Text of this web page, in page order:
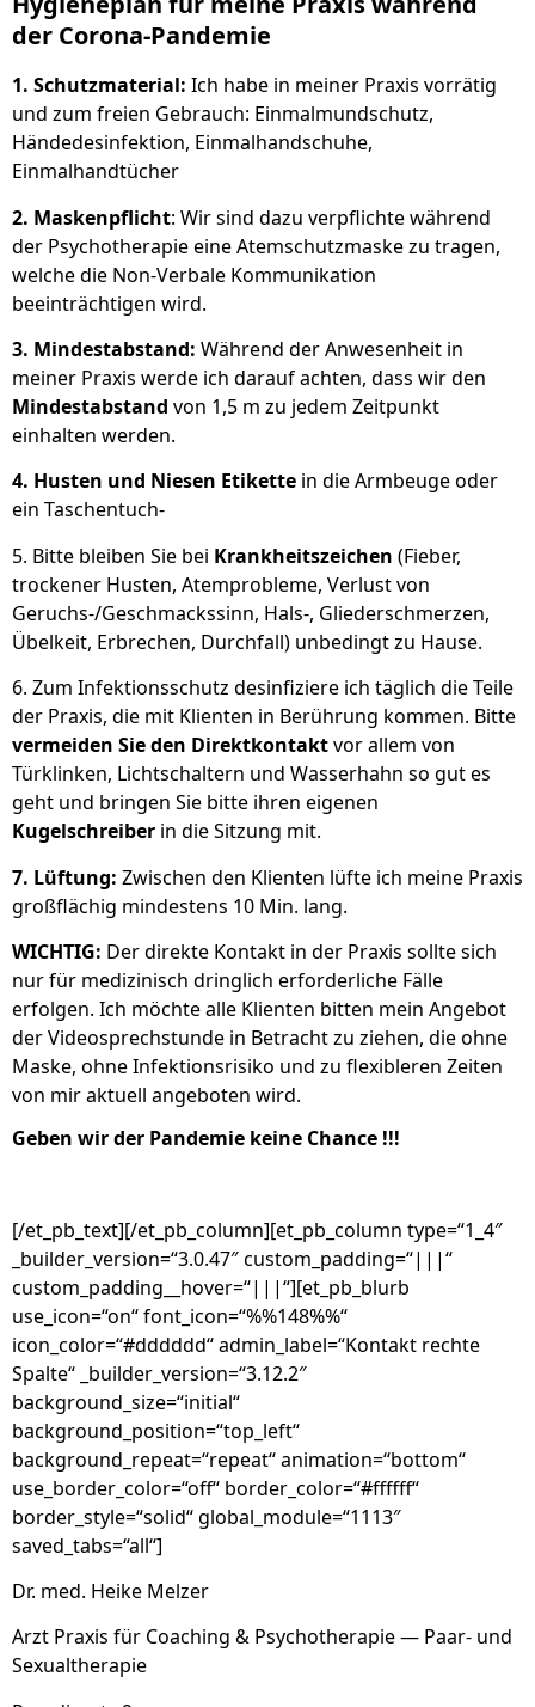
der Corona-Pandemie
1. Schutzmaterial: Ich habe in meiner Praxis vorrätig
und zum freien Gebrauch: Einmalmundschutz,
Händedesinfektion, Einmalhandschuhe,
Einmalhandtücher
2. Maskenpflicht: Wir sind dazu verpflichte während
der Psychotherapie eine Atemschutzmaske zu tragen,
welche die Non-Verbale Kommunikation
beeinträchtigen wird.
3. Mindestabstand: Während der Anwesenheit in
meiner Praxis werde ich darauf achten, dass wir den
Mindestabstand von 1,5 m zu jedem Zeitpunkt
einhalten werden.
4. Husten und Niesen Etikette in die Armbeuge oder
ein Taschentuch-
5. Bitte bleiben Sie bei Krankheitszeichen (Fieber,
trockener Husten, Atemprobleme, Verlust von
Geruchs-/Geschmackssinn, Hals-, Gliederschmerzen,
Übelkeit, Erbrechen, Durchfall) unbedingt zu Hause.
6. Zum Infektionsschutz desinfiziere ich täglich die Teile
der Praxis, die mit Klienten in Berührung kommen. Bitte
vermeiden Sie den Direktkontaktvor allem von
Türklinken, Lichtschaltern und Wasserhahn so gut es
geht und bringen Sie bitte ihren eigenen
Kugelschreiber in die Sitzung mit.
7. Lüftung: Zwischen den Klienten lüfte ich meine Praxis
großflächig mindestens 10 Min. lang.
WICHTIG: Der direkte Kontakt in der Praxis sollte sich
nur für medizinisch dringlich erforderliche Fälle
erfolgen. Ich möchte alle Klienten bitten mein Angebot
der Videosprechstunde in Betracht zu ziehen, die ohne
Maske, ohne Infektionsrisiko und zu flexibleren Zeiten
von mir aktuell angeboten wird.
Geben wir der Pandemie keine Chance !!!
[/et_pb_text][/et_pb_column][et_pb_column type=“1_4″
_builder_version=“3.0.47″ custom_padding=“|||“
custom_padding__hover=“|||“][et_pb_blurb
use_icon=“on“ font_icon=“%%148%%“
icon_color=“#dddddd“ admin_label=“Kontakt rechte
Spalte“ _builder_version=“3.12.2″
background_size=“initial“
background_position=“top_left“
background_repeat=“repeat“ animation=“bottom“
use_border_color=“off“ border_color=“#ffffff“
border_style=“solid“ global_module=“1113″
saved_tabs=“all“]
Dr. med. Heike Melzer
Arzt Praxis für Coaching & Psychotherapie — Paar- und
Sexualtherapie